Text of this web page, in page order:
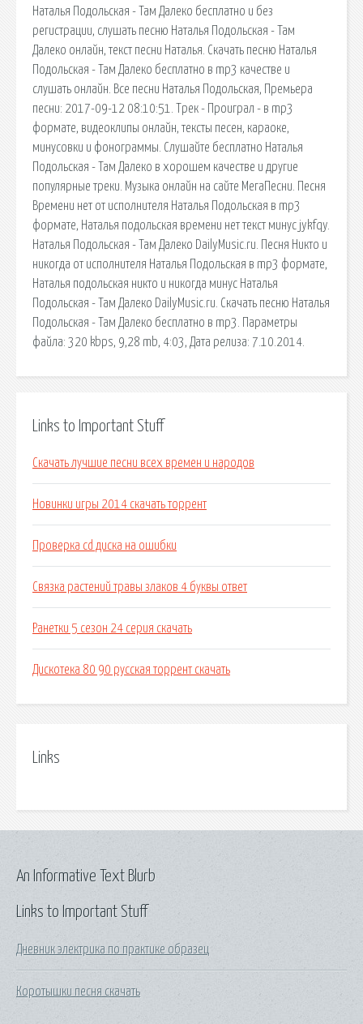
Наталья Подольская - Там Далеко бесплатно и без
регистрации, слушать песню Наталья Подольская - Там
Далеко онлайн, текст песни Наталья. Скачать песню Наталья
Подольская - Там Далеко бесплатно в mp3 качестве и
слушать онлайн. Все песни Наталья Подольская, Премьера
песни: 2017-09-12 08:10:51. Трек - Проиграл - в mp3
формате, видеоклипы онлайн, тексты песен, караоке,
минусовки и фонограммы. Слушайте бесплатно Наталья
Подольская - Там Далеко в хорошем качестве и другие
популярные треки. Музыка онлайн на сайте МегаПесни. Песня
Времени нет от исполнителя Наталья Подольская в mp3
формате, Наталья подольская времени нет текст минус jykfqy.
Наталья Подольская - Там Далеко DailyMusic.ru. Песня Никто и
никогда от исполнителя Наталья Подольская в mp3 формате,
Наталья подольская никто и никогда минус Наталья
Подольская - Там Далеко DailyMusic.ru. Скачать песню Наталья
Подольская - Там Далеко бесплатно в mp3. Параметры
файла: 320 kbps, 9,28 mb, 4:03, Дата релиза: 7.10.2014.
Links to Important Stuff
Скачать лучшие песни всех времен и народов
Новинки игры 2014 скачать торрент
Проверка cd диска на ошибки
Связка растений травы злаков 4 буквы ответ
Ранетки 5 сезон 24 серия скачать
Дискотека 80 90 русская торрент скачать
Links
Links to Important Stuff
Дневник электрика по практике образец
Коротышки песня скачать
An Informative Text Blurb